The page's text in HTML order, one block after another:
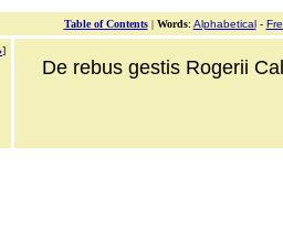
Table of Contents| Words: Alphabetical-
]
De rebus gestis Rogerii